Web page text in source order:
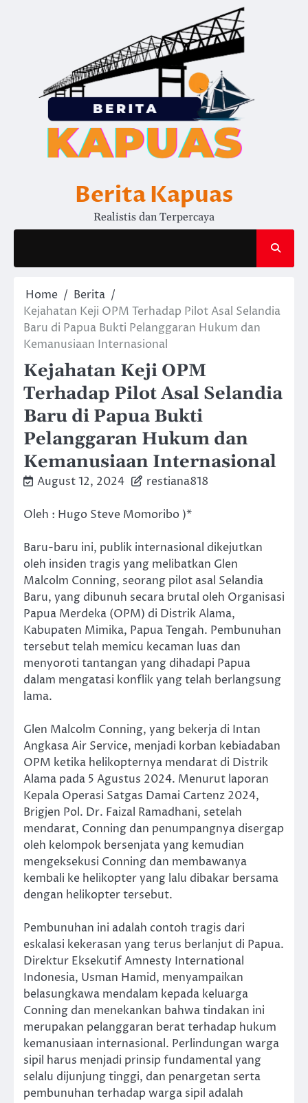
Berita Kapuas
Realistis dan Terpercaya
Home
Berita
Kejahatan Keji OPM Terhadap Pilot Asal Selandia
Baru di Papua Bukti Pelanggaran Hukum dan
Kemanusiaan Internasional
Kejahatan Keji OPM
Terhadap Pilot Asal Selandia
Baru di Papua Bukti
Pelanggaran Hukum dan
Kemanusiaan Internasional
August 12, 2024 restiana818
Oleh : Hugo Steve Momoribo )*
Baru-baru ini, publik internasional dikejutkan
oleh insiden tragis yang melibatkan Glen
Malcolm Conning, seorang pilot asal Selandia
Baru, yang dibunuh secara brutal oleh Organisasi
Papua Merdeka (OPM) di Distrik Alama,
Kabupaten Mimika, Papua Tengah. Pembunuhan
tersebut telah memicu kecaman luas dan
menyoroti tantangan yang dihadapi Papua
dalam mengatasi konflik yang telah berlangsung
lama.
Glen Malcolm Conning, yang bekerja di Intan
Angkasa Air Service, menjadi korban kebiadaban
OPM ketika helikopternya mendarat di Distrik
Alama pada 5 Agustus 2024. Menurut laporan
Kepala Operasi Satgas Damai Cartenz 2024,
Brigjen Pol. Dr. Faizal Ramadhani, setelah
mendarat, Conning dan penumpangnya disergap
oleh kelompok bersenjata yang kemudian
mengeksekusi Conning dan membawanya
kembali ke helikopter yang lalu dibakar bersama
dengan helikopter tersebut.
Pembunuhan ini adalah contoh tragis dari
eskalasi kekerasan yang terus berlanjut di Papua.
Direktur Eksekutif Amnesty International
Indonesia, Usman Hamid, menyampaikan
belasungkawa mendalam kepada keluarga
Conning dan menekankan bahwa tindakan ini
merupakan pelanggaran berat terhadap hukum
kemanusiaan internasional. Perlindungan warga
sipil harus menjadi prinsip fundamental yang
selalu dijunjung tinggi, dan penargetan serta
pembunuhan terhadap warga sipil adalah